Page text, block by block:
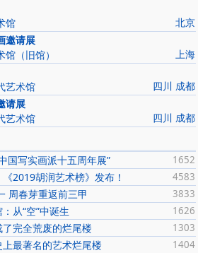
北京
馆
邀请展
上海
（旧馆）
四川 成都
艺术馆
请展
四川 成都
艺术馆
1652
国写实画派十五周年展”
4583
2019胡润艺术榜》发布！
3833
周春芽重返前三甲
1626
从“空”中诞生
1303
完全荒废的烂尾楼
1404
最著名的艺术烂尾楼